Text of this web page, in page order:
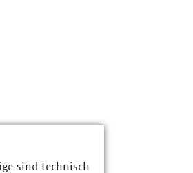
sind technisch